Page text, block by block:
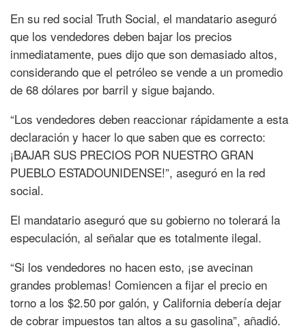
En su red social Truth Social, el mandatario aseguró
que los vendedores deben bajar los precios
inmediatamente, pues dijo que son demasiado altos,
considerando que el petróleo se vende a un promedio
de 68 dólares por barril y sigue bajando.
“Los vendedores deben reaccionar rápidamente a esta
declaración y hacer lo que saben que es correcto:
¡BAJAR SUS PRECIOS POR NUESTRO GRAN
PUEBLO ESTADOUNIDENSE!”, aseguró en la red
social.
El mandatario aseguró que su gobierno no tolerará la
especulación, al señalar que es totalmente ilegal.
“Si los vendedores no hacen esto, ¡se avecinan
grandes problemas! Comiencen a fijar el precio en
torno a los $2.50 por galón, y California debería dejar
de cobrar impuestos tan altos a su gasolina”, añadió.